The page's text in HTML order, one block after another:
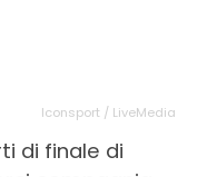
Iconsport / LiveMedia
di finale di